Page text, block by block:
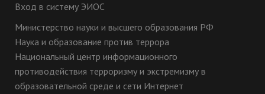
Вход в систему ЭИОС
Министерство науки и высшего образования РФ
Наука и образование против террора
Национальный центр информационного
противодействия терроризму и экстремизму в
образовательной среде и сети Интернет